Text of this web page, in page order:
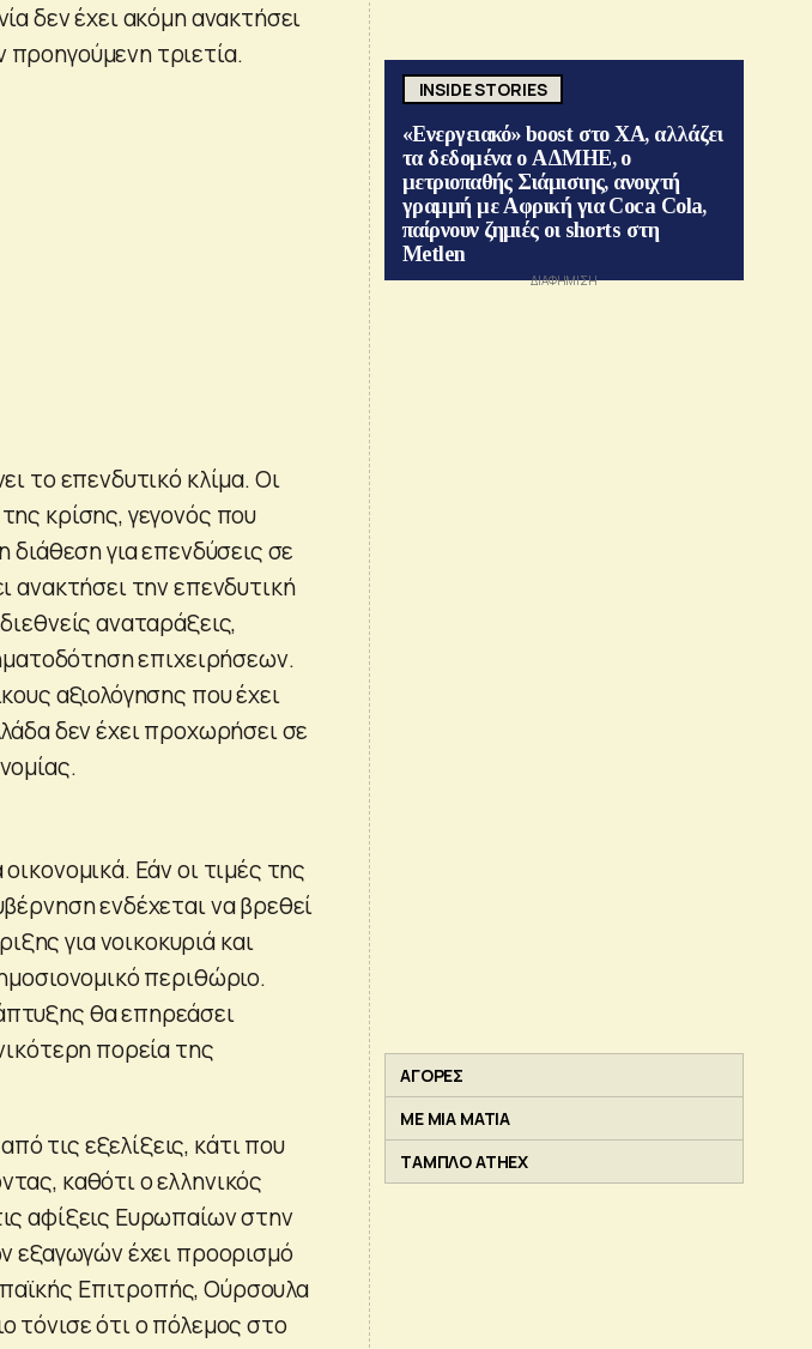
δεν έχει ακόμη ανακτήσει
τριετία.
το επενδυτικό κλίμα. Οι
κρίσης, γεγονός που
διάθεση για επενδύσεις σε
ανακτήσει την επενδυτική
αναταράξεις,
επιχειρήσεων.
αξιολόγησης που έχει
δεν έχει προχωρήσει σε
Εάν οι τιμές της
ενδέχεται να βρεθεί
για νοικοκυριά και
περιθώριο.
θα επηρεάσει
πορεία της
τις εξελίξεις, κάτι που
καθότι ο ελληνικός
αφίξεις Ευρωπαίων στην
εξαγωγών έχει προορισμό
Επιτροπής, Ούρσουλα
τόνισε ότι ο πόλεμος στο
INSIDE STORIES
«Ενεργειακό» boost στο ΧΑ, αλλάζει
τα δεδομένα ο ΑΔΜΗΕ, ο
μετριοπαθής Σιάμισιης, ανοιχτή
γραμμή με Αφρική για Coca Cola,
παίρνουν ζημιές οι shorts στη
Metlen
ΑΓΟΡΕΣ
ΜΕ ΜΙΑ ΜΑΤΙΑ
ΤΑΜΠΛΟ ATHEX